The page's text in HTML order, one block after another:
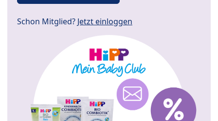
Schon Mitglied? Jetzt einloggen